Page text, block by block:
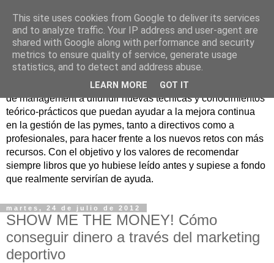
Nuevo Viernes - Nuevo
Libro
Nace con la misión de ayudar mediante la lectura de libros
de management a difundir nuevas técnicas y conocimientos
teórico-prácticos que puedan ayudar a la mejora continua
en la gestión de las pymes, tanto a directivos como a
profesionales, para hacer frente a los nuevos retos con más
recursos. Con el objetivo y los valores de recomendar
siempre libros que yo hubiese leído antes y supiese a fondo
que realmente servirían de ayuda.
martes, 24 de julio de 2012
SHOW ME THE MONEY! Cómo
conseguir dinero a través del marketing
deportivo
This site uses cookies from Google to deliver its services
and to analyze traffic. Your IP address and user-agent are
shared with Google along with performance and security
metrics to ensure quality of service, generate usage
statistics, and to detect and address abuse.
LEARN MORE GOT IT